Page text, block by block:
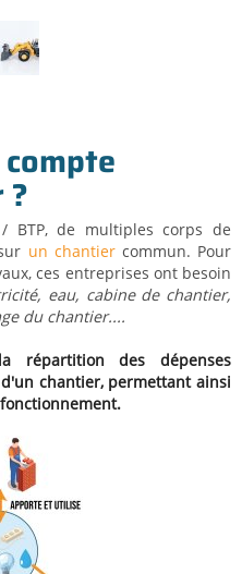
BTP, de multiples corps de
un chantiercommun. Pour
ces entreprises ont besoin
eau, cabine de chantier,
du chantier....
répartition des dépenses
chantier, permettant ainsi